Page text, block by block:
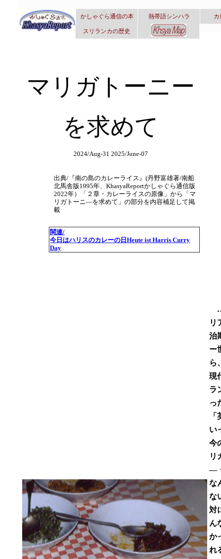
かしゃぐら通信の本 熱帯語シンハラ カ
スリランカの歴史
マリガトーニー
を求めて
2024/Aug-31 2025/June-07
出典/『南の島のカレーライス』(丹野富雄著/南船
北馬舎版1995年、KhasyaReportかしゃぐら通信版
2022年）「２章・カレーライスの原像」から「マ
リガトーニ―を求めて」の部分を内容補足して掲
載
関連/
今日はハリスのカレーの日Heute ist Harris Curry
Day
…
リ
治
ー
ら
現
ラ
っ
い
今
リ
―
な
な
対
ん
か
れ